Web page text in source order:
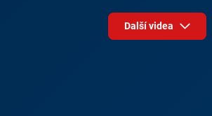
Další videa